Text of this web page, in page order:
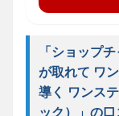
「ショップ
が取れて ワ
導く ワンス
ック）」の口